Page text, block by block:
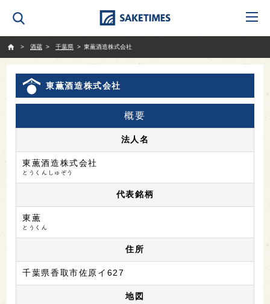
酒蔵
千葉県 東薫酒造株式会社
東薫酒造株式会社
概要
法人名
東薫酒造株式会社
とうくんしゅぞう
代表銘柄
東薫
とうくん
住所
千葉県香取市佐原イ627
地図